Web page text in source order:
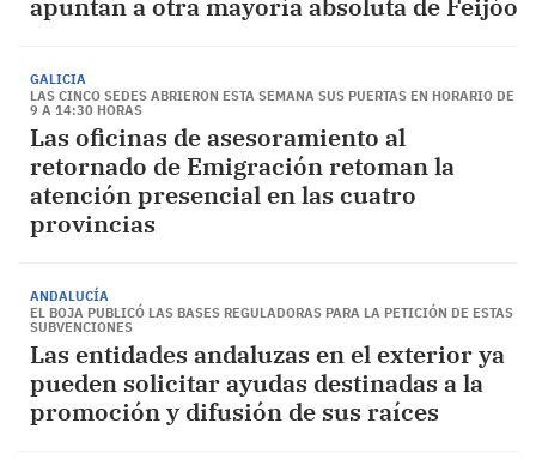
apuntan a otra mayoría absoluta de Feijóo
GALICIA
LAS CINCO SEDES ABRIERON ESTA SEMANA SUS PUERTAS EN HORARIO DE
9 A 14:30 HORAS
Las oficinas de asesoramiento al
retornado de Emigración retoman la
atención presencial en las cuatro
provincias
ANDALUCÍA
EL BOJA PUBLICÓ LAS BASES REGULADORAS PARA LA PETICIÓN DE ESTAS
SUBVENCIONES
Las entidades andaluzas en el exterior ya
pueden solicitar ayudas destinadas a la
promoción y difusión de sus raíces